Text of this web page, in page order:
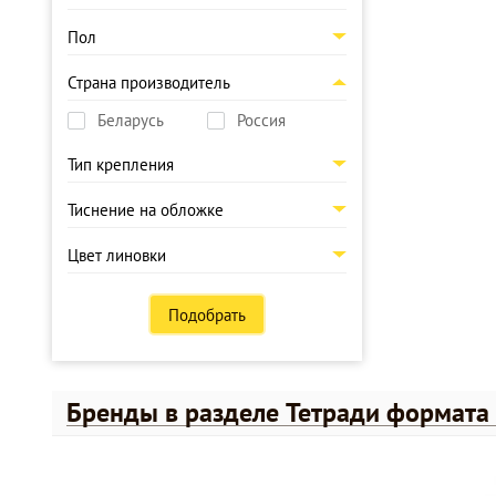
Пол
Страна производитель
Беларусь
Россия
Тип крепления
Тиснение на обложке
Цвет линовки
Подобрать
Бренды в разделе Тетради